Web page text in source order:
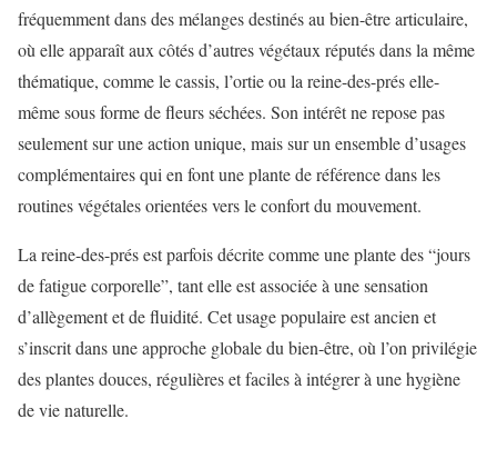
fréquemment dans des mélanges destinés au bien-être articulaire,
où elle apparaît aux côtés d’autres végétaux réputés dans la même
thématique, comme le cassis, l’ortie ou la reine-des-prés elle-
même sous forme de fleurs séchées. Son intérêt ne repose pas
seulement sur une action unique, mais sur un ensemble d’usages
complémentaires qui en font une plante de référence dans les
routines végétales orientées vers le confort du mouvement.
La reine-des-prés est parfois décrite comme une plante des “jours
de fatigue corporelle”, tant elle est associée à une sensation
d’allègement et de fluidité. Cet usage populaire est ancien et
s’inscrit dans une approche globale du bien-être, où l’on privilégie
des plantes douces, régulières et faciles à intégrer à une hygiène
de vie naturelle.